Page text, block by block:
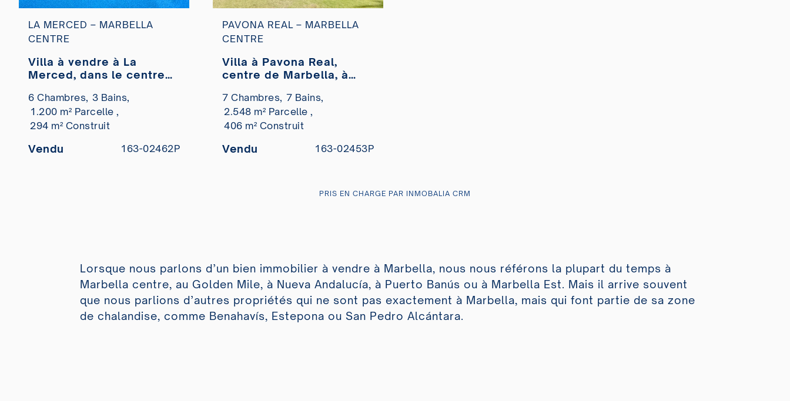
LA MERCED – MARBELLA
CENTRE
Villa à vendre à La
Merced, dans le centre
plage.
6 Chambres, 3 Bains,
1.200 m² Parcelle ,
294 m² Construit
Vendu 163-02462P
PAVONA REAL – MARBELLA
CENTRE
Villa à Pavona Real,
centre de Marbella, à
7 Chambres, 7 Bains,
2.548 m² Parcelle ,
406 m² Construit
Vendu 163-02453P
PRIS EN CHARGE PAR INMOBALIA CRM
Lorsque nous parlons d’un bien immobilier à vendre à Marbella, nous nous référons la plupart du temps à
Marbella centre, au Golden Mile, à Nueva Andalucía, à Puerto Banús ou à Marbella Est. Mais il arrive souvent
que nous parlions d’autres propriétés qui ne sont pas exactement à Marbella, mais qui font partie de sa zone
de chalandise, comme Benahavís, Estepona ou San Pedro Alcántara.